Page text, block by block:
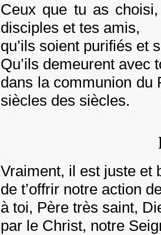
Ceux que tu as
disciples et tes amis,
qu’ils soient purifiés et
Qu’ils demeurent avec
dans la communion du
siècles des siècles.
Vraiment, il est juste et
de t’offrir notre action
à toi, Père très saint,
par le Christ, notre